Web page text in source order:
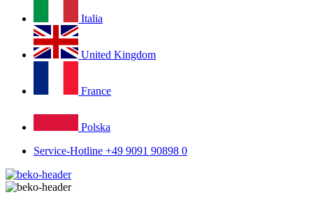
Italia
United Kingdom
France
Polska
Service-Hotline +49 9091 90898 0